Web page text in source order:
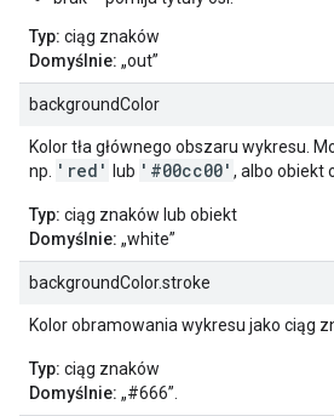
Typ: ciąg znaków
Domyślnie: „out”
backgroundColor
Kolor tła głównego obszaru wykresu.
np.
'red' lub '#00cc00' , albo obiekt
Typ: ciąg znaków lub obiekt
Domyślnie: „white”
backgroundColor.stroke
Kolor obramowania wykresu jako ciąg
Typ: ciąg znaków
Domyślnie: „#666”.